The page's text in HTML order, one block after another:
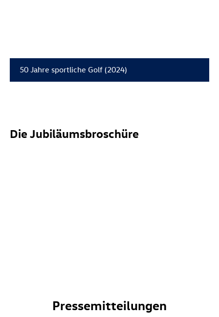
50 Jahre sportliche Golf (2024)
Die Jubiläumsbroschüre
Pressemitteilungen